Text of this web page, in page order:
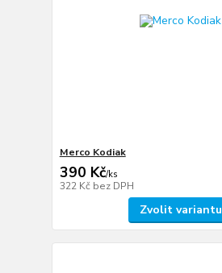
Merco Kodiak
390 Kč/ks
322 Kč bez DPH
Zvolit variantu